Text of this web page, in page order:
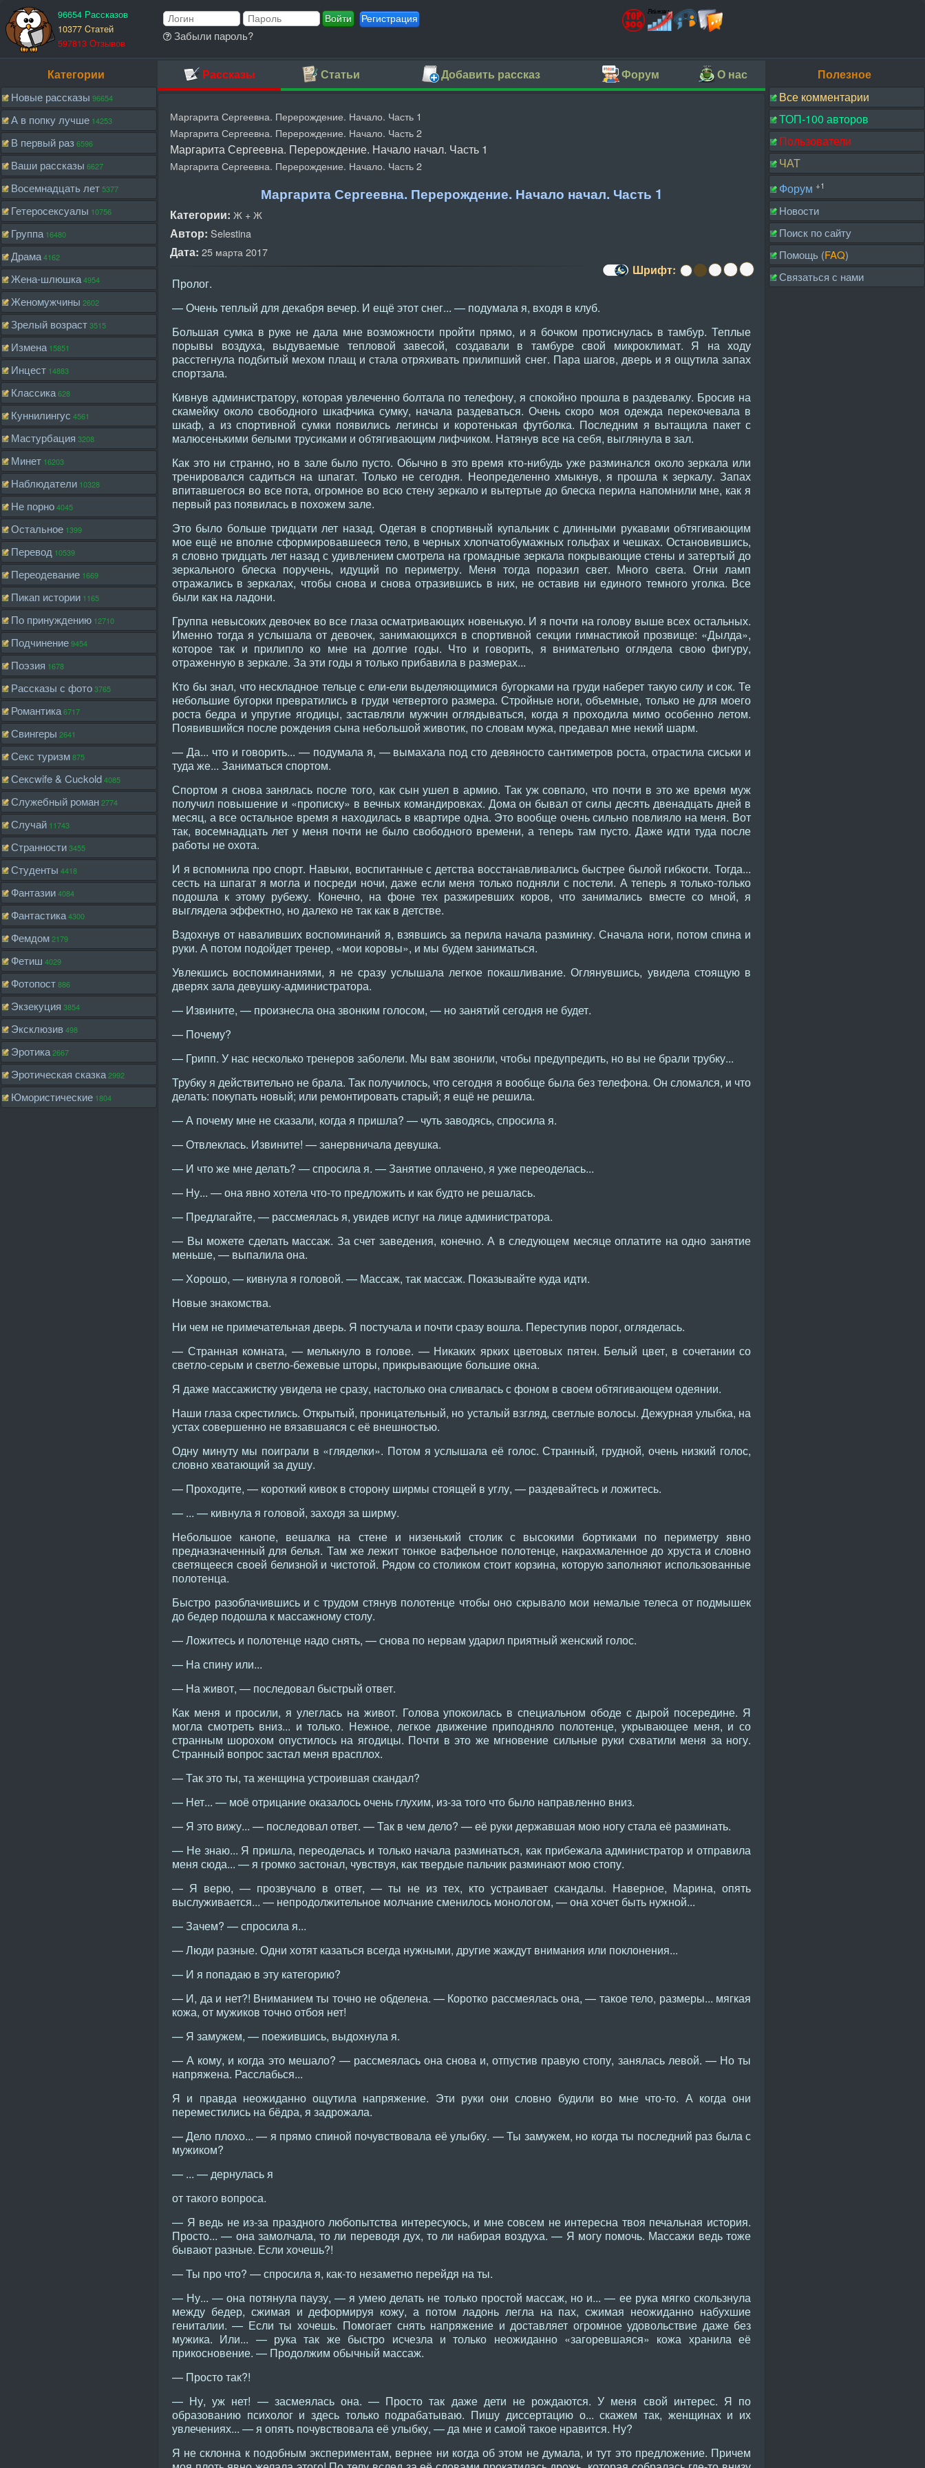
96654 Рассказов
10377 Cтатей
597813 Отзывов
Регистрация
Забыли пароль?
Категории
Новые рассказы 96654
А в попку лучше 14253
В первый раз6596
Ваши рассказы 6627
Восемнадцать лет5377
Гетеросексуалы 10756
Группа 16480
Драма4162
Жена-шлюшка4954
Женомужчины 2602
Зрелый возраст3515
Измена 15851
Инцест 14883
Классика628
Куннилингус 4561
Мастурбация 3208
Минет 16203
Наблюдатели 10328
Не порно4045
Остальное 1399
Перевод 10539
Переодевание 1669
Пикап истории 1165
По принуждению 12710
Подчинение9454
Поэзия 1678
Рассказы с фото3765
Романтика6717
Свингеры 2641
Секс туризм875
Сексwife & Cuckold4085
Служебный роман2774
Случай 11743
Странности3455
Студенты 4418
Фантазии4084
Фантастика4300
Фемдом2179
Фетиш 4029
Фотопост886
Экзекуция 3854
Эксклюзив498
Эротика2667
Эротическая сказка2992
Юмористические 1804
Рассказы Статьи Добавить рассказ Форум О нас
Маргарита Сергеевна. Перерождение. Начало. Часть 1
Маргарита Сергеевна. Перерождение. Начало. Часть 2
Маргарита Сергеевна. Перерождение. Начало начал. Часть 1
Маргарита Сергеевна. Перерождение. Начало. Часть 2
Маргарита Сергеевна. Перерождение. Начало начал. Часть 1
Категории: Ж + Ж
Автор: Selestina
Дата: 25 марта 2017
Шрифт:
Пролог.
— Очень теплый для декабря вечер. И ещё этот снег... — подумала я, входя в клуб.
Большая сумка в руке не дала мне возможности пройти прямо, и я бочком протиснулась в тамбур. Теплые
порывы воздуха, выдуваемые тепловой завесой, создавали в тамбуре свой микроклимат. Я на ходу
расстегнула подбитый мехом плащ и стала отряхивать прилипший снег. Пара шагов, дверь и я ощутила запах
спортзала.
Кивнув администратору, которая увлеченно болтала по телефону, я спокойно прошла в раздевалку. Бросив на
скамейку около свободного шкафчика сумку, начала раздеваться. Очень скоро моя одежда перекочевала в
шкаф, а из спортивной сумки появились легинсы и коротенькая футболка. Последним я вытащила пакет с
малюсенькими белыми трусиками и обтягивающим лифчиком. Натянув все на себя, выглянула в зал.
Как это ни странно, но в зале было пусто. Обычно в это время кто-нибудь уже разминался около зеркала или
тренировался садиться на шпагат. Только не сегодня. Неопределенно хмыкнув, я прошла к зеркалу. Запах
впитавшегося во все пота, огромное во всю стену зеркало и вытертые до блеска перила напомнили мне, как я
первый раз появилась в похожем зале.
Это было больше тридцати лет назад. Одетая в спортивный купальник с длинными рукавами обтягивающим
мое ещё не вполне сформировавшееся тело, в черных хлопчатобумажных гольфах и чешках. Остановившись,
я словно тридцать лет назад с удивлением смотрела на громадные зеркала покрывающие стены и затертый до
зеркального блеска поручень, идущий по периметру. Меня тогда поразил свет. Много света. Огни ламп
отражались в зеркалах, чтобы снова и снова отразившись в них, не оставив ни единого темного уголка. Все
были как на ладони.
Группа невысоких девочек во все глаза осматривающих новенькую. И я почти на голову выше всех остальных.
Именно тогда я услышала от девочек, занимающихся в спортивной секции гимнастикой прозвище: «Дылда»,
которое так и прилипло ко мне на долгие годы. Что и говорить, я внимательно оглядела свою фигуру,
отраженную в зеркале. За эти годы я только прибавила в размерах...
Кто бы знал, что нескладное тельце с ели-ели выделяющимися бугорками на груди наберет такую силу и сок. Те
небольшие бугорки превратились в груди четвертого размера. Стройные ноги, объемные, только не для моего
роста бедра и упругие ягодицы, заставляли мужчин оглядываться, когда я проходила мимо особенно летом.
Появившийся после рождения сына небольшой животик, по словам мужа, предавал мне некий шарм.
— Да... что и говорить... — подумала я, — вымахала под сто девяносто сантиметров роста, отрастила сиськи и
туда же... Заниматься спортом.
Спортом я снова занялась после того, как сын ушел в армию. Так уж совпало, что почти в это же время муж
получил повышение и «прописку» в вечных командировках. Дома он бывал от силы десять двенадцать дней в
месяц, а все остальное время я находилась в квартире одна. Это вообще очень сильно повлияло на меня. Вот
так, восемнадцать лет у меня почти не было свободного времени, а теперь там пусто. Даже идти туда после
работы не охота.
И я вспомнила про спорт. Навыки, воспитанные с детства восстанавливались быстрее былой гибкости. Тогда...
сесть на шпагат я могла и посреди ночи, даже если меня только подняли с постели. А теперь я только-только
подошла к этому рубежу. Конечно, на фоне тех разжиревших коров, что занимались вместе со мной, я
выглядела эффектно, но далеко не так как в детстве.
Вздохнув от наваливших воспоминаний я, взявшись за перила начала разминку. Сначала ноги, потом спина и
руки. А потом подойдет тренер, «мои коровы», и мы будем заниматься.
Увлекшись воспоминаниями, я не сразу услышала легкое покашливание. Оглянувшись, увидела стоящую в
дверях зала девушку-администратора.
— Извините, — произнесла она звонким голосом, — но занятий сегодня не будет.
— Почему?
— Грипп. У нас несколько тренеров заболели. Мы вам звонили, чтобы предупредить, но вы не брали трубку...
Трубку я действительно не брала. Так получилось, что сегодня я вообще была без телефона. Он сломался, и что
делать: покупать новый; или ремонтировать старый; я ещё не решила.
— А почему мне не сказали, когда я пришла? — чуть заводясь, спросила я.
— Отвлеклась. Извините! — занервничала девушка.
— И что же мне делать? — спросила я. — Занятие оплачено, я уже переоделась...
— Ну... — она явно хотела что-то предложить и как будто не решалась.
— Предлагайте, — рассмеялась я, увидев испуг на лице администратора.
— Вы можете сделать массаж. За счет заведения, конечно. А в следующем месяце оплатите на одно занятие
меньше, — выпалила она.
— Хорошо, — кивнула я головой. — Массаж, так массаж. Показывайте куда идти.
Новые знакомства.
Ни чем не примечательная дверь. Я постучала и почти сразу вошла. Переступив порог, огляделась.
— Странная комната, — мелькнуло в голове. — Никаких ярких цветовых пятен. Белый цвет, в сочетании со
светло-серым и светло-бежевые шторы, прикрывающие большие окна.
Я даже массажистку увидела не сразу, настолько она сливалась с фоном в своем обтягивающем одеянии.
Наши глаза скрестились. Открытый, проницательный, но усталый взгляд, светлые волосы. Дежурная улыбка, на
устах совершенно не вязавшаяся с её внешностью.
Одну минуту мы поиграли в «гляделки». Потом я услышала её голос. Странный, грудной, очень низкий голос,
словно хватающий за душу.
— Проходите, — короткий кивок в сторону ширмы стоящей в углу, — раздевайтесь и ложитесь.
— ... — кивнула я головой, заходя за ширму.
Небольшое канопе, вешалка на стене и низенький столик с высокими бортиками по периметру явно
предназначенный для белья. Там же лежит тонкое вафельное полотенце, накрахмаленное до хруста и словно
светящееся своей белизной и чистотой. Рядом со столиком стоит корзина, которую заполняют использованные
полотенца.
Быстро разоблачившись и с трудом стянув полотенце чтобы оно скрывало мои немалые телеса от подмышек
до бедер подошла к массажному столу.
— Ложитесь и полотенце надо снять, — снова по нервам ударил приятный женский голос.
— На спину или...
— На живот, — последовал быстрый ответ.
Как меня и просили, я улеглась на живот. Голова упокоилась в специальном ободе с дырой посередине. Я
могла смотреть вниз... и только. Нежное, легкое движение приподняло полотенце, укрывающее меня, и со
странным шорохом опустилось на ягодицы. Почти в это же мгновение сильные руки схватили меня за ногу.
Странный вопрос застал меня врасплох.
— Так это ты, та женщина устроившая скандал?
— Нет... — моё отрицание оказалось очень глухим, из-за того что было направленно вниз.
— Я это вижу... — последовал ответ. — Так в чем дело? — её руки державшая мою ногу стала её разминать.
— Не знаю... Я пришла, переоделась и только начала разминаться, как прибежала администратор и отправила
меня сюда... — я громко застонал, чувствуя, как твердые пальчик разминают мою стопу.
— Я верю, — прозвучало в ответ, — ты не из тех, кто устраивает скандалы. Наверное, Марина, опять
выслуживается... — непродолжительное молчание сменилось монологом, — она хочет быть нужной...
— Зачем? — спросила я...
— Люди разные. Одни хотят казаться всегда нужными, другие жаждут внимания или поклонения...
— И я попадаю в эту категорию?
— И, да и нет?! Вниманием ты точно не обделена. — Коротко рассмеялась она, — такое тело, размеры... мягкая
кожа, от мужиков точно отбоя нет!
— Я замужем, — поежившись, выдохнула я.
— А кому, и когда это мешало? — рассмеялась она снова и, отпустив правую стопу, занялась левой. — Но ты
напряжена. Расслабься...
Я и правда неожиданно ощутила напряжение. Эти руки они словно будили во мне что-то. А когда они
переместились на бёдра, я задрожала.
— Дело плохо... — я прямо спиной почувствовала её улыбку. — Ты замужем, но когда ты последний раз была с
мужиком?
— ... — дернулась я
от такого вопроса.
— Я ведь не из-за праздного любопытства интересуюсь, и мне совсем не интересна твоя печальная история.
Просто... — она замолчала, то ли переводя дух, то ли набирая воздуха. — Я могу помочь. Массажи ведь тоже
бывают разные. Если хочешь?!
— Ты про что? — спросила я, как-то незаметно перейдя на ты.
— Ну... — она потянула паузу, — я умею делать не только простой массаж, но и... — ее рука мягко скользнула
между бедер, сжимая и деформируя кожу, а потом ладонь легла на пах, сжимая неожиданно набухшие
гениталии. — Если ты хочешь. Помогает снять напряжение и доставляет огромное удовольствие даже без
мужика. Или... — рука так же быстро исчезла и только неожиданно «загоревшаяся» кожа хранила её
прикосновение. — Продолжим обычный массаж.
— Просто так?!
— Ну, уж нет! — засмеялась она. — Просто так даже дети не рождаются. У меня свой интерес. Я по
образованию психолог и здесь только подрабатываю. Пишу диссертацию о... скажем так, женщинах и их
увлечениях... — я опять почувствовала её улыбку, — да мне и самой такое нравится. Ну?
Я не склонна к подобным экспериментам, вернее ни когда об этом не думала, и тут это предложение. Причем
Полезное
Все комментарии
ТОП-100 авторов
Пользователи
ЧАТ
Форум +1
Новости
Поиск по сайту
Помощь (FAQ)
Связаться с нами